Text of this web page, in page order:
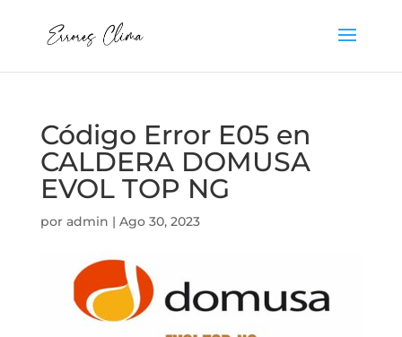
Código Error E05 en
CALDERA DOMUSA
EVOL TOP NG
por admin | Ago 30, 2023